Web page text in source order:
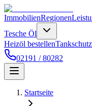
ImmobilienRegionen
Tesche Öl
Heizöl bestellenTankschutz
02191 / 80282
Startseite